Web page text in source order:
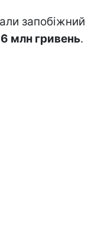
запобіжний
6 млн гривень.